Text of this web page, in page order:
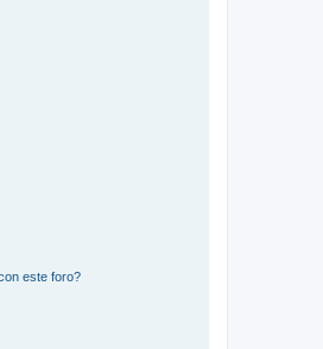
este foro?